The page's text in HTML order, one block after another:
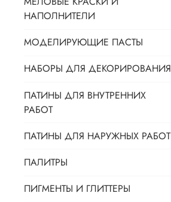
НАПОЛНИТЕЛИ
МОДЕЛИРУЮЩИЕ ПАСТЫ
НАБОРЫ ДЛЯ ДЕКОРИРОВАНИЯ
ПАТИНЫ ДЛЯ ВНУТРЕННИХ
РАБОТ
ПАТИНЫ ДЛЯ НАРУЖНЫХ РАБОТ
ПАЛИТРЫ
ПИГМЕНТЫ И ГЛИТТЕРЫ